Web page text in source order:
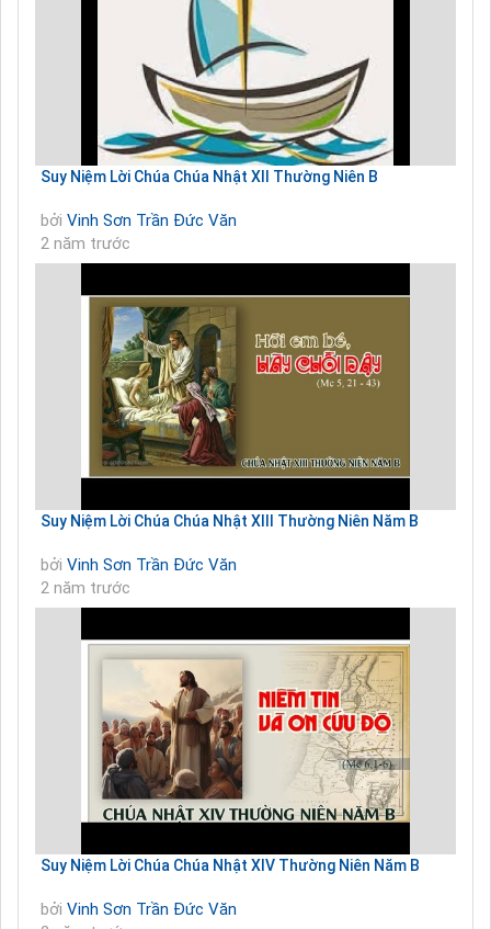
Suy Niệm Lời Chúa Chúa Nhật XII Thường Niên B
bởi Vinh Sơn Trần Đức Văn
2 năm trước
Suy Niệm Lời Chúa Chúa Nhật XIII Thường Niên Năm B
bởi Vinh Sơn Trần Đức Văn
2 năm trước
Suy Niệm Lời Chúa Chúa Nhật XIV Thường Niên Năm B
bởi Vinh Sơn Trần Đức Văn